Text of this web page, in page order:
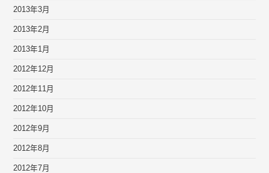
2013年3月
2013年2月
2013年1月
2012年12月
2012年11月
2012年10月
2012年9月
2012年8月
2012年7月